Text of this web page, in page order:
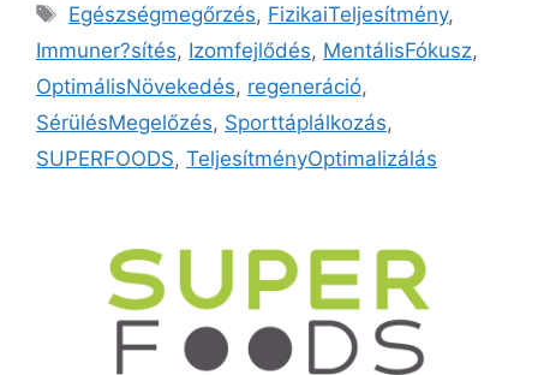
Egészségmegőrzés, FizikaiTeljesítmény,
Immuner?sítés, Izomfejlődés, MentálisFókusz,
OptimálisNövekedés, regeneráció,
SérülésMegelőzés, Sporttáplálkozás,
SUPERFOODS, TeljesítményOptimalizálás